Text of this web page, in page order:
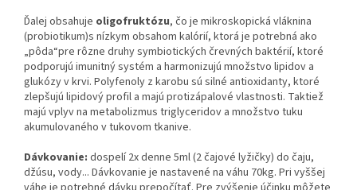
Ďalej obsahuje oligofruktózu, čo je mikroskopická vláknina
(probiotikum)s nízkym obsahom kalórií, ktorá je potrebná ako
„pôda“pre rôzne druhy symbiotických črevných baktérií, ktoré
podporujú imunitný systém a harmonizujú množstvo lipidov a
glukózy v krvi. Polyfenoly z karobu sú silné antioxidanty, ktoré
zlepšujú lipidový profil a majú protizápalové vlastnosti. Taktiež
majú vplyv na metabolizmus triglyceridov a množstvo tuku
akumulovaného v tukovom tkanive.
Dávkovanie: dospelí 2x denne 5ml (2 čajové lyžičky) do čaju,
džúsu, vody... Dávkovanie je nastavené na váhu 70kg. Pri vyššej